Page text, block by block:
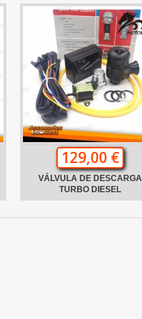
129,00 €
VÁLVULA DE DESCARGA
TURBO DIESEL